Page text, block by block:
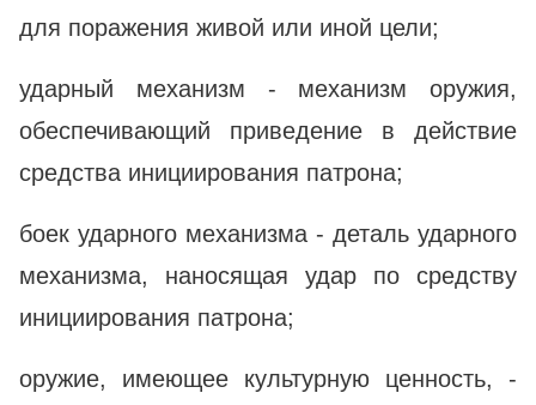
для поражения живой или иной цели;
ударный механизм - механизм оружия,
обеспечивающий приведение в действие
средства инициирования патрона;
боек ударного механизма - деталь ударного
механизма, наносящая удар по средству
инициирования патрона;
оружие, имеющее культурную ценность, -